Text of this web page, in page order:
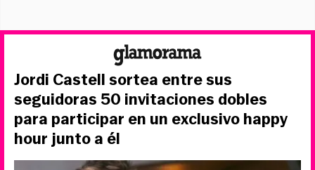
Jordi Castell sortea entre sus
seguidoras 50 invitaciones dobles
para participar en un exclusivo happy
hour junto a él